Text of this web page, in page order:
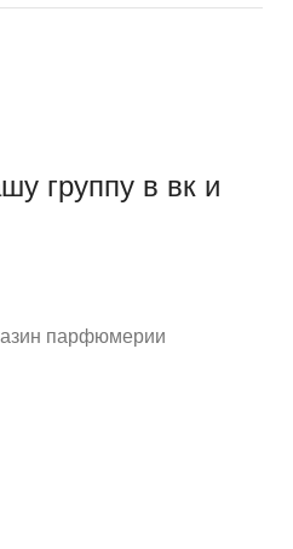
группу в вк и
парфюмерии